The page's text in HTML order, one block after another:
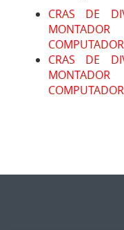
CRAS DE
CRAS DE